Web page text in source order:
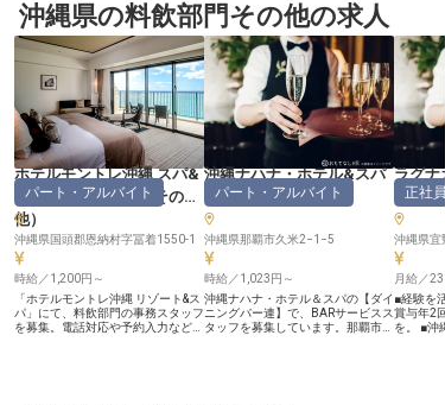
沖縄県の料飲部門その他の求人
ホテルモントレ沖縄 スパ&
リゾート （料飲部門その
他）
パート・アルバイト
沖縄県国頭郡恩納村字冨着1550-1
時給／1,200円～
「ホテルモントレ沖縄 リゾート&ス
パ」にて、料飲部門の事務スタッフ
を募集。電話対応や予約入力などホ
沖縄ナハナ・ホテル&スパ
（料飲部門その他 ）
パート・アルバイト
沖縄県那覇市久米2−1−5
時給／1,023円～
沖縄ナハナ・ホテル＆スパの【ダイ
ニングバー連】で、BARサービスス
タッフを募集しています。那覇市の
ラグナ
飲部門
正社員
沖縄県宜
月給／
■経験を
賞与年2
を。 ■沖